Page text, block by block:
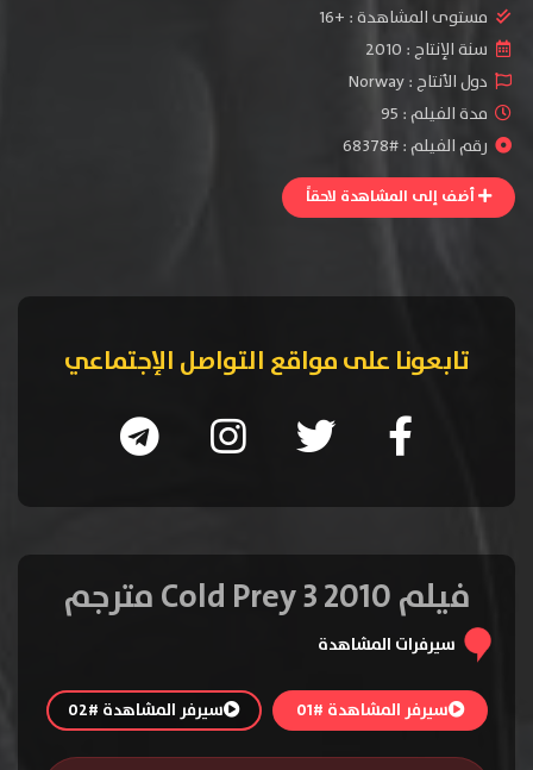
مستوى المشاهدة : +16
سنة الإنتاج : 2010
دول الأنتاج :Norway
مدة الفيلم : 95
رقم الفيلم : #68378
أضف إلى المشاهدة لاحقاً
تابعونا على مواقع التواصل الإجتماعي
فيلم Cold Prey 3 2010 مترجم
سيرفرات المشاهدة
سيرفر المشاهدة #01 سيرفر المشاهدة #02